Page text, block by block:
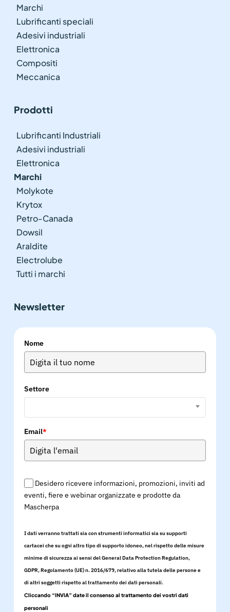
Marchi
Lubrificanti speciali
Adesivi industriali
Elettronica
Compositi
Meccanica
Prodotti
Lubrificanti Industriali
Adesivi industriali
Elettronica
Marchi
Molykote
Krytox
Petro-Canada
Dowsil
Araldite
Electrolube
Tutti i marchi
Newsletter
Nome
Settore
Email*
Desidero ricevere informazioni, promozioni, inviti ad
eventi, fiere e webinar organizzate e prodotte da
Mascherpa
I dati verranno trattati sia con strumenti informatici sia su supporti
cartacei che su ogni altro tipo di supporto idoneo, nel rispetto delle misure
minime di sicurezza ai sensi del General Data Protection Regulation,
GDPR, Regolamento (UE) n. 2016/679, relativo alla tutela delle persone e
di altri soggetti rispetto al trattamento dei dati personali.
Cliccando “INVIA” date il consenso al trattamento dei vostri dati
personali